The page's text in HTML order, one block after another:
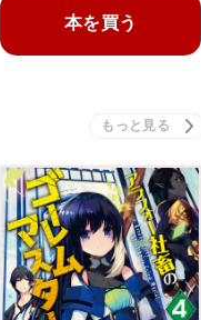
本を買う